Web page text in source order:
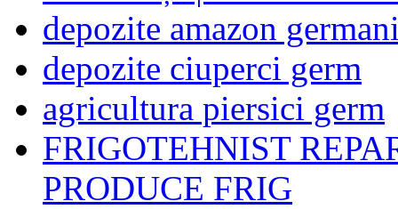
depozite amazon
depozite ciuperci germ
agricultura piersici germ
FRIGOTEHNIST
PRODUCE FRIG